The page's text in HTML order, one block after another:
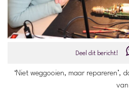
Deel dit bericht!
‘Niet weggooien, maar repareren’,